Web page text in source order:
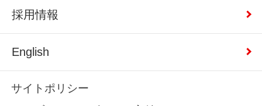
採用情報
English
サイトポリシー